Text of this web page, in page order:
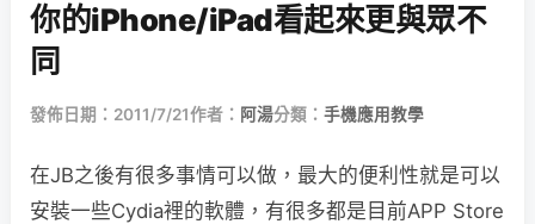
你的iPhone/iPad看起來更與眾不
同
發佈日期：2011/7/21作者： 阿湯分類： 手機應用教學
在JB之後有很多事情可以做，最大的便利性就是可以
安裝一些Cydia裡的軟體，有很多都是目前APP Store